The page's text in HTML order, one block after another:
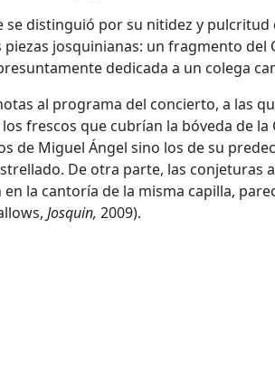
distinguió por su nitidez y
josquinianas: un fragmento del
dedicada a un colega
al programa del concierto, a las
frescos que cubrían la bóveda de la
de Miguel Ángel sino los de su
De otra parte, las conjeturas
la cantoría de la misma capilla,
Josquin, 2009).